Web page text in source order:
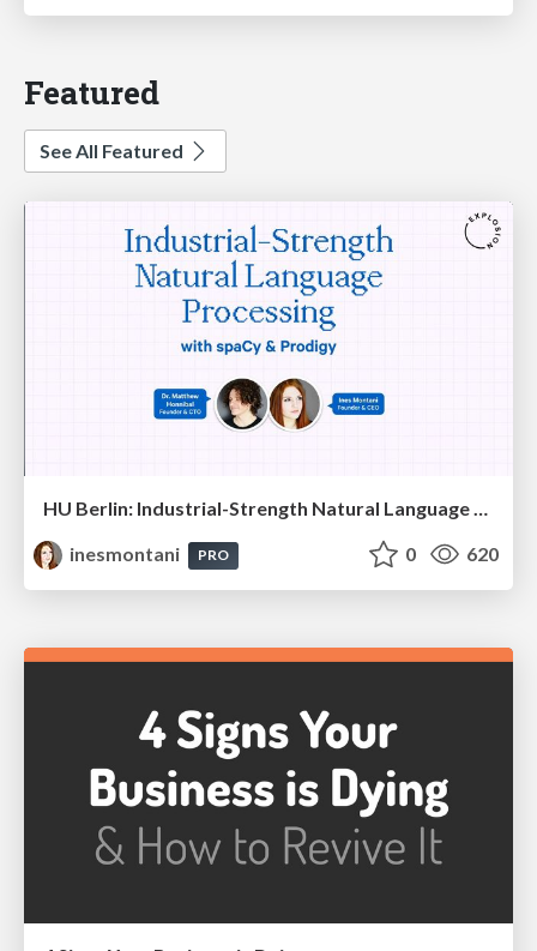
Featured
See All Featured
HU Berlin: Industrial-Strength Natural Language Processing with spaCy and Prodigy
inesmontani
PRO 0 620